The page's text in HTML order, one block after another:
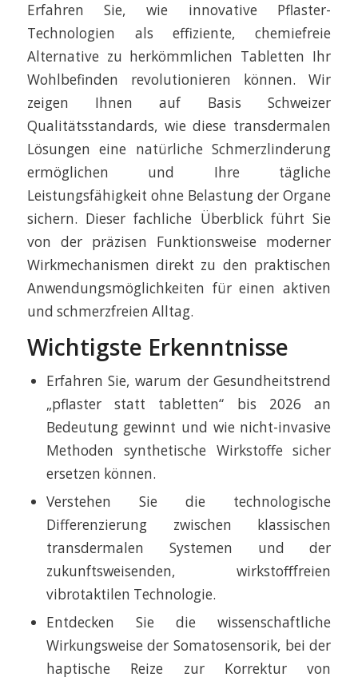
Erfahren Sie, wie innovative Pflaster-
Technologien als effiziente, chemiefreie
Alternative zu herkömmlichen Tabletten Ihr
Wohlbefinden revolutionieren können. Wir
zeigen Ihnen auf Basis Schweizer
Qualitätsstandards, wie diese transdermalen
Lösungen eine natürliche Schmerzlinderung
ermöglichen und Ihre tägliche
Leistungsfähigkeit ohne Belastung der Organe
sichern. Dieser fachliche Überblick führt Sie
von der präzisen Funktionsweise moderner
Wirkmechanismen direkt zu den praktischen
Anwendungsmöglichkeiten für einen aktiven
und schmerzfreien Alltag.
Wichtigste Erkenntnisse
Erfahren Sie, warum der Gesundheitstrend
„pflaster statt tabletten“ bis 2026 an
Bedeutung gewinnt und wie nicht-invasive
Methoden synthetische Wirkstoffe sicher
ersetzen können.
Verstehen Sie die technologische
Differenzierung zwischen klassischen
transdermalen Systemen und der
zukunftsweisenden, wirkstofffreien
vibrotaktilen Technologie.
Entdecken Sie die wissenschaftliche
Wirkungsweise der Somatosensorik, bei der
haptische Reize zur Korrektur von